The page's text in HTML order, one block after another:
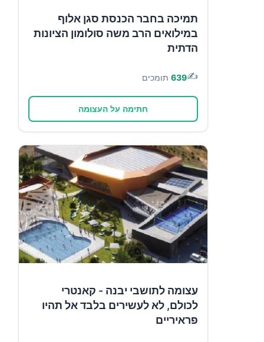
תמיכה בחבר הכנסת סגן אלוף
במילואים הרב משה סולומון הציונות
הדתית
✍️
639 תומכים
חתימה על העצומה
עצומה לתושבי יבנה - קאנטרי
לכולם, לא לעשירים בלבד אל תהיו
פראיריים